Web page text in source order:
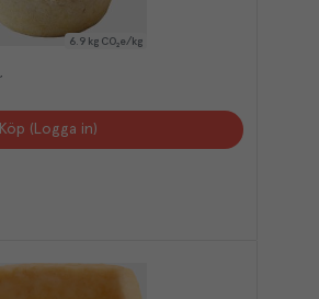
6.9 kg CO₂e/kg
Köp (Logga in)